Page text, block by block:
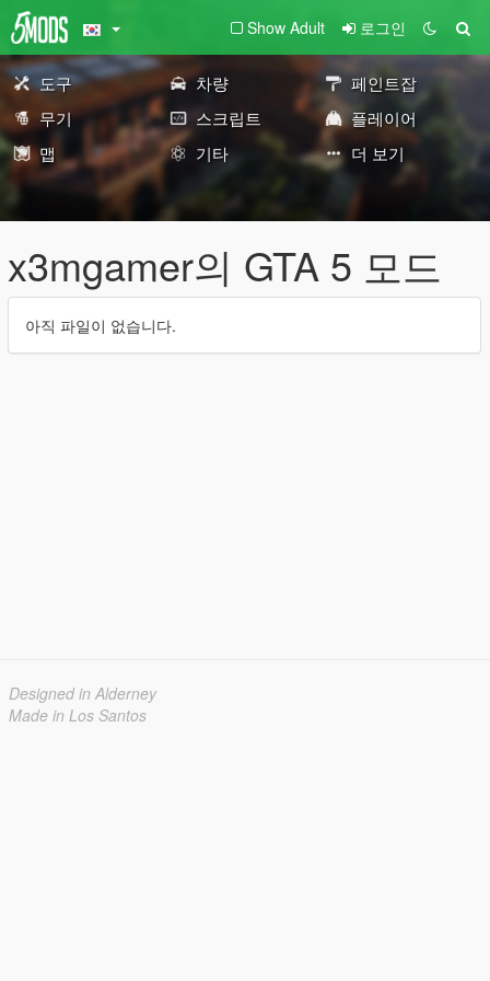
Show Adult 로그인
도구 차량
페인트잡
무기
스크립트
플레이어
맵
기타 더 보기
x3mgamer의 GTA 5 모드
아직 파일이 없습니다.
Designed in Alderney
Made in Los Santos